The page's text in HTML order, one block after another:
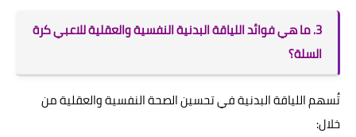
3. ما هي فوائد اللياقة البدنية النفسية والعقلية للاعبي كرة
السلة؟
تُسهم اللياقة البدنية في تحسين الصحة النفسية والعقلية من
خلال: